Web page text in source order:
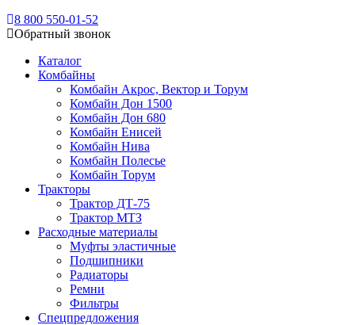
8 800 550-01-52
Обратный звонок
Каталог
Комбайны
Комбайн Акрос, Вектор и Торум
Комбайн Дон 1500
Комбайн Дон 680
Комбайн Енисей
Комбайн Нива
Комбайн Полесье
Комбайн Торум
Тракторы
Трактор ДТ-75
Трактор МТЗ
Расходные материалы
Муфты эластичные
Подшипники
Радиаторы
Ремни
Фильтры
Спецпредложения